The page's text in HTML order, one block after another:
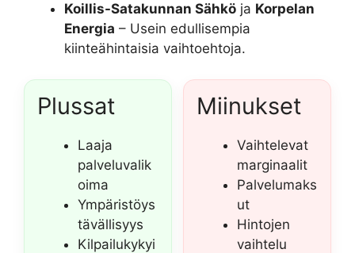
Koillis-Satakunnan Sähkö ja Korpelan
Energia – Usein edullisempia
kiinteähintaisia vaihtoehtoja.
Plussat
Laaja
palveluvalik
oima
Ympäristöys
tävällisyys
Kilpailukykyi
Miinukset
Vaihtelevat
marginaalit
Palvelumaks
ut
Hintojen
vaihtelu